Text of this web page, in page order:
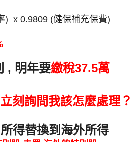
) x 0.9809 (健保補充保費)
, 明年要繳稅37.5萬
刻詢問我該怎麼處理？
得替換到海外所得